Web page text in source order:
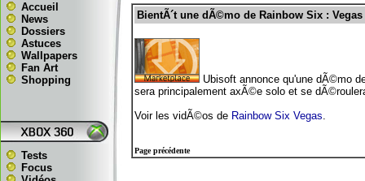
Accueil
News
Dossiers
Astuces
Wallpapers
Fan Art
Shopping
Tests
Focus
BientÃ´t une dÃ©mo de Rainbow Six : Vegas
Ubisoft annonce qu'une dÃ©mo
sera principalement axÃ©e solo et se
Voir les vidÃ©os de Rainbow Six Vegas.
Page précédente